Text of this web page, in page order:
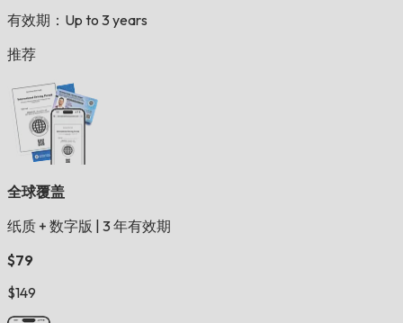
有效期：Up to 3 years
推荐
全球覆盖
纸质 + 数字版
3 年有效期
$79
$149